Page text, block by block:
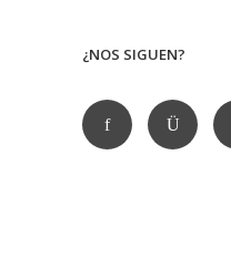
¿NOS SIGUEN?